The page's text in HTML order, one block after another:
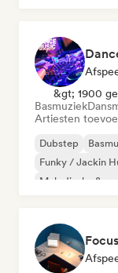
&gt; 1900
Basmuziek
Artiesten
Dubstep
Funky / Jackin
Melodische &